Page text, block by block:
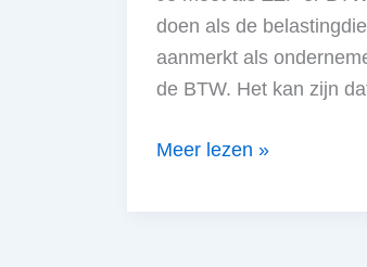
doen als de
aanmerkt als
de BTW. Het kan zijn
Criteria
Meer lezen »